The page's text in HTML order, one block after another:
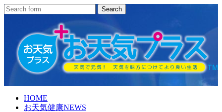
HOME
お天気健康NEWS